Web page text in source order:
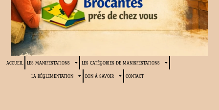
ACCUEIL LES MANIFESTATIONS LES CATÉGORIES DE MANISFESTATIONS
LA RÉGLEMENTATION BON À SAVOIR CONTACT